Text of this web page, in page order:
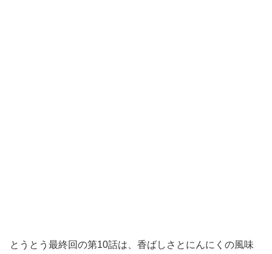
とうとう最終回の第10話は、香ばしさとにんにくの風味